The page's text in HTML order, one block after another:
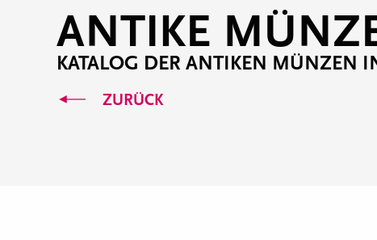
ANTIKE
KATALOG DER ANTIKEN MÜNZEN
ZURÜCK